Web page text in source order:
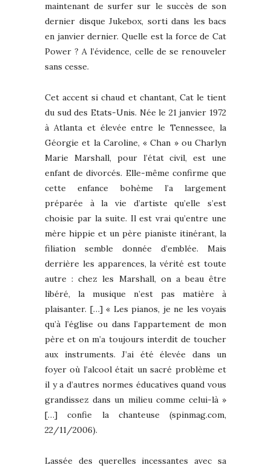
maintenant de surfer sur le succès de son
dernier disque Jukebox, sorti dans les bacs
en janvier dernier. Quelle est la force de Cat
Power ? A l’évidence, celle de se renouveler
sans cesse.
Cet accent si chaud et chantant, Cat le tient
du sud des Etats-Unis. Née le 21 janvier 1972
à Atlanta et élevée entre le Tennessee, la
Géorgie et la Caroline, « Chan » ou Charlyn
Marie Marshall, pour l’état civil, est une
enfant de divorcés. Elle-même confirme que
cette enfance bohème l’a largement
préparée à la vie d’artiste qu’elle s’est
choisie par la suite. Il est vrai qu’entre une
mère hippie et un père pianiste itinérant, la
filiation semble donnée d’emblée. Mais
derrière les apparences, la vérité est toute
autre : chez les Marshall, on a beau être
libéré, la musique n’est pas matière à
plaisanter. […] « Les pianos, je ne les voyais
qu’à l’église ou dans l’appartement de mon
père et on m’a toujours interdit de toucher
aux instruments. J’ai été élevée dans un
foyer où l’alcool était un sacré problème et
il y a d’autres normes éducatives quand vous
grandissez dans un milieu comme celui-là »
[…] confie la chanteuse (spinmag.com,
22/11/2006).
Lassée des querelles incessantes avec sa